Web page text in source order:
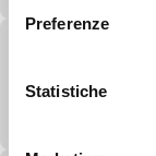
Preferenze
Statistiche